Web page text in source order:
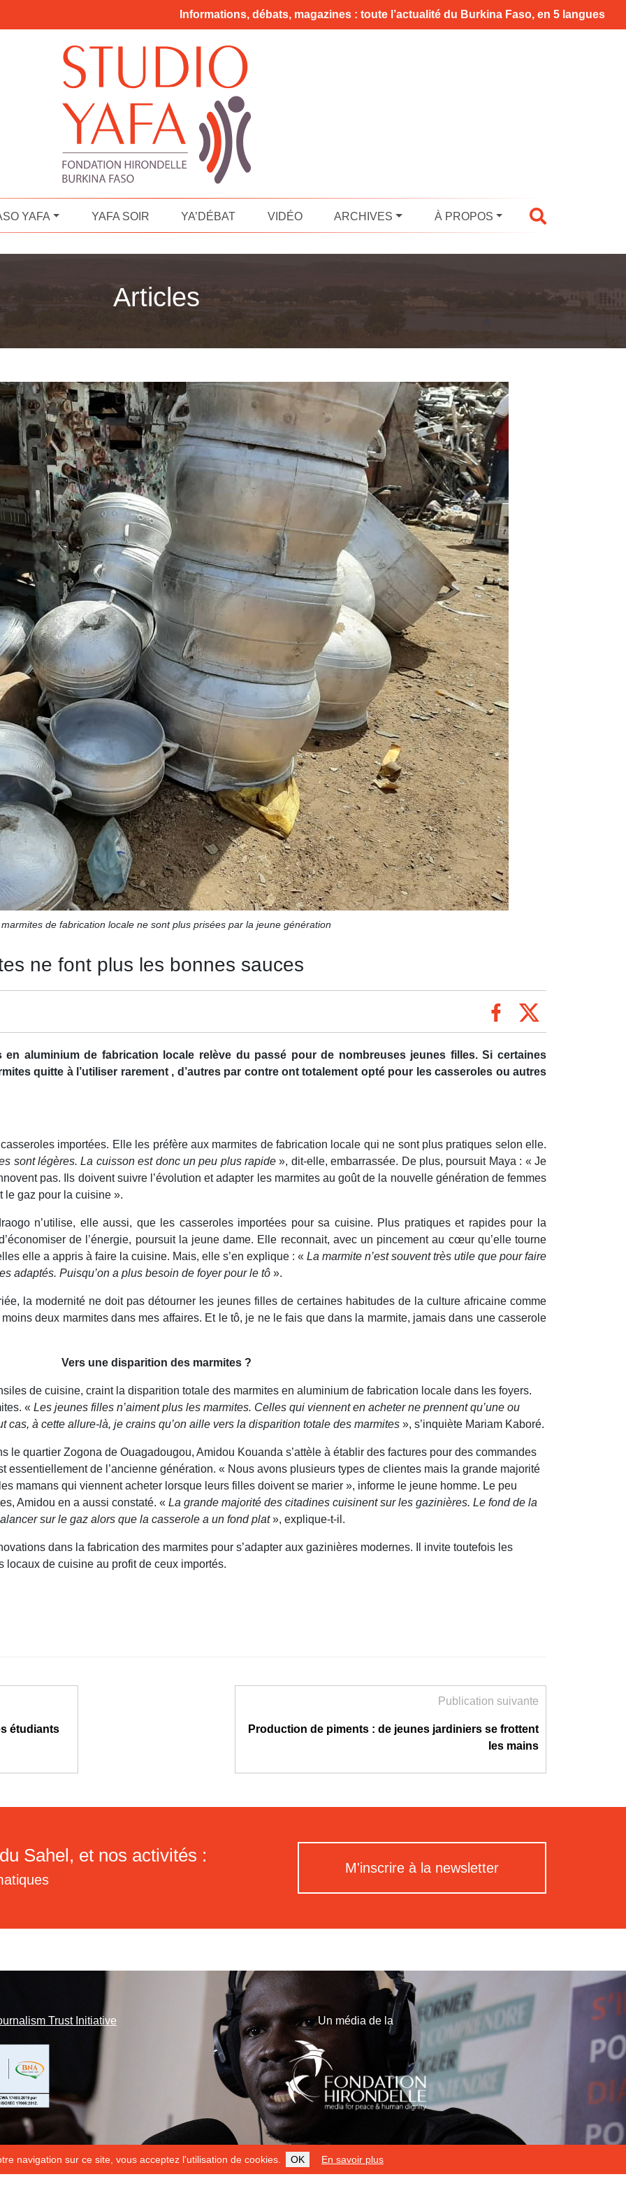
navigation sur ce site, vous acceptez l'utilisation de cookies. OK En savoir plus
Informations, débats, magazines : toute l’actualité du Burkina Faso, en 5 langues
YAFA YAFA SOIR YA’DÉBAT VIDÉO ARCHIVES À PROPOS
Articles
de fabrication locale ne sont plus prisées par la jeune génération
ne font plus les bonnes sauces
en aluminium de fabrication locale relève du passé pour de nombreuses jeunes filles. Si certaines
quitte à l’utiliser rarement , d’autres par contre ont totalement opté pour les casseroles ou autres
importées. Elle les préfère aux marmites de fabrication locale qui ne sont plus pratiques selon elle.
sont légères. La cuisson est donc un peu plus rapide », dit-elle, embarrassée. De plus, poursuit Maya : « Je
pas. Ils doivent suivre l’évolution et adapter les marmites au goût de la nouvelle génération de femmes
le gaz pour la cuisine ».
n’utilise, elle aussi, que les casseroles importées pour sa cuisine. Plus pratiques et rapides pour la
de l’énergie, poursuit la jeune dame. Elle reconnait, avec un pincement au cœur qu’elle tourne
elle a appris à faire la cuisine. Mais, elle s’en explique : « La marmite n’est souvent très utile que pour faire
adaptés. Puisqu’on a plus besoin de foyer pour le tô ».
la modernité ne doit pas détourner les jeunes filles de certaines habitudes de la culture africaine comme
deux marmites dans mes affaires. Et le tô, je ne le fais que dans la marmite, jamais dans une casserole
Vers une disparition des marmites ?
de cuisine, craint la disparition totale des marmites en aluminium de fabrication locale dans les foyers.
« Les jeunes filles n’aiment plus les marmites. Celles qui viennent en acheter ne prennent qu’une ou
cas, à cette allure-là, je crains qu’on aille vers la disparition totale des marmites », s’inquiète Mariam Kaboré.
le quartier Zogona de Ouagadougou, Amidou Kouanda s’attèle à établir des factures pour des commandes
essentiellement de l’ancienne génération. « Nous avons plusieurs types de clientes mais la grande majorité
mamans qui viennent acheter lorsque leurs filles doivent se marier », informe le jeune homme. Le peu
Amidou en a aussi constaté. « La grande majorité des citadines cuisinent sur les gazinières. Le fond de la
sur le gaz alors que la casserole a un fond plat», explique-t-il.
dans la fabrication des marmites pour s’adapter aux gazinières modernes. Il invite toutefois les
de cuisine au profit de ceux importés.
étudiants
Publication suivante
Production de piments : de jeunes jardiniers se frottent
les mains
Sahel, et nos activités :
M'inscrire à la newsletter
Trust Initiative Un média de la
ILS NOUS SOUTIENNENT